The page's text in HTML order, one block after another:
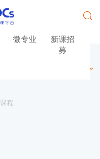
微专业
新课招
募
程